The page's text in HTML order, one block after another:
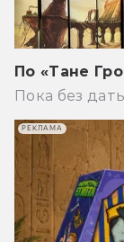
По «Тане
Пока без
РЕКЛАМА